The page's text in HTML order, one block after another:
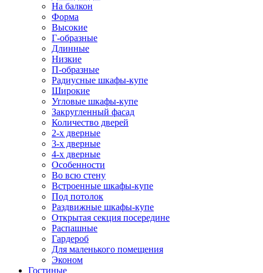
На балкон
Форма
Высокие
Г-образные
Длинные
Низкие
П-образные
Радиусные шкафы-купе
Широкие
Угловые шкафы-купе
Закругленный фасад
Количество дверей
2-х дверные
3-х дверные
4-х дверные
Особенности
Во всю стену
Встроенные шкафы-купе
Под потолок
Раздвижные шкафы-купе
Открытая секция посередине
Распашные
Гардероб
Для маленького помещения
Эконом
Гостиные